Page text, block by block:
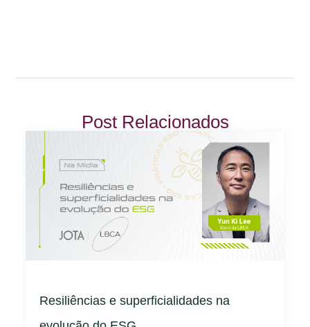
Post Relacionados
Resiliências e superficialidades na